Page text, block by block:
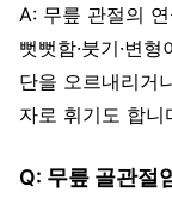
A: 무릎 관절의
뻣뻣함·붓기·변
단을 오르내리거
자로 휘기도 합
Q: 무릎 골관절